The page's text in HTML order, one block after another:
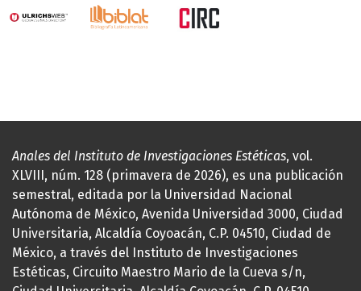
Anales del Instituto de Investigaciones Estéticas, vol.
XLVIII, núm. 128 (primavera de 2026), es una publicación
semestral, editada por la Universidad Nacional
Autónoma de México, Avenida Universidad 3000, Ciudad
Universitaria, Alcaldía Coyoacán, C.P. 04510, Ciudad de
México, a través del Instituto de Investigaciones
Estéticas, Circuito Maestro Mario de la Cueva s/n,